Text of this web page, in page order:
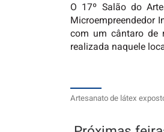
O 17º Salão do
Microempreendedor
com um cântaro de
realizada naquele
Artesanato de látex